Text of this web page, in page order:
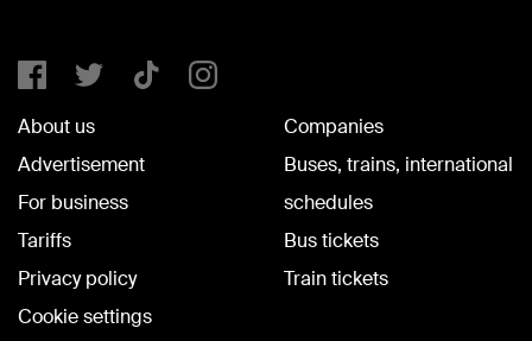
About us
Advertisement
For business
Tariffs
Privacy policy
Cookie settings
Companies
Buses, trains, international
schedules
Bus tickets
Train tickets